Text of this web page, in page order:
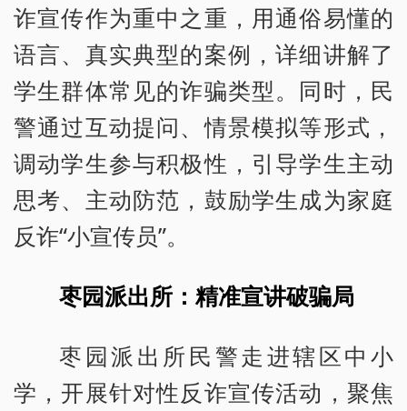
诈宣传作为重中之重，用通俗易懂的
语言、真实典型的案例，详细讲解了
学生群体常见的诈骗类型。同时，民
警通过互动提问、情景模拟等形式，
调动学生参与积极性，引导学生主动
思考、主动防范，鼓励学生成为家庭
反诈“小宣传员”。
枣园派出所：精准宣讲破骗局
枣园派出所民警走进辖区中小
学，开展针对性反诈宣传活动，聚焦